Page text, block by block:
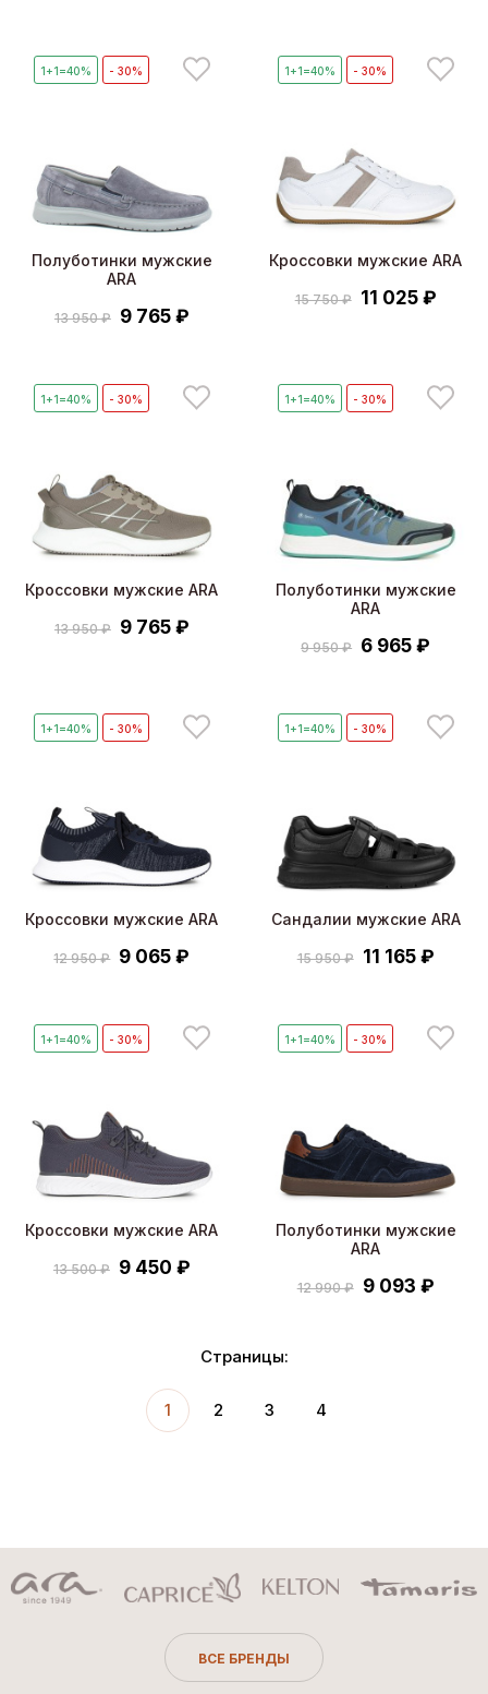
1+1=40% - 30%
Полуботинки мужские
ARA
13 950 ₽ 9 765 ₽
1+1=40% - 30%
Кроссовки мужские ARA
15 750 ₽ 11 025 ₽
1+1=40% - 30%
Кроссовки мужские ARA
13 950 ₽ 9 765 ₽
1+1=40% - 30%
Полуботинки мужские
ARA
9 950 ₽ 6 965 ₽
1+1=40% - 30%
Кроссовки мужские ARA
12 950 ₽ 9 065 ₽
1+1=40% - 30%
Сандалии мужские ARA
15 950 ₽ 11 165 ₽
1+1=40% - 30%
Кроссовки мужские ARA
13 500 ₽ 9 450 ₽
1+1=40% - 30%
Полуботинки мужские
ARA
12 990 ₽ 9 093 ₽
Страницы:
1 2 3 4
ВСЕ БРЕНДЫ